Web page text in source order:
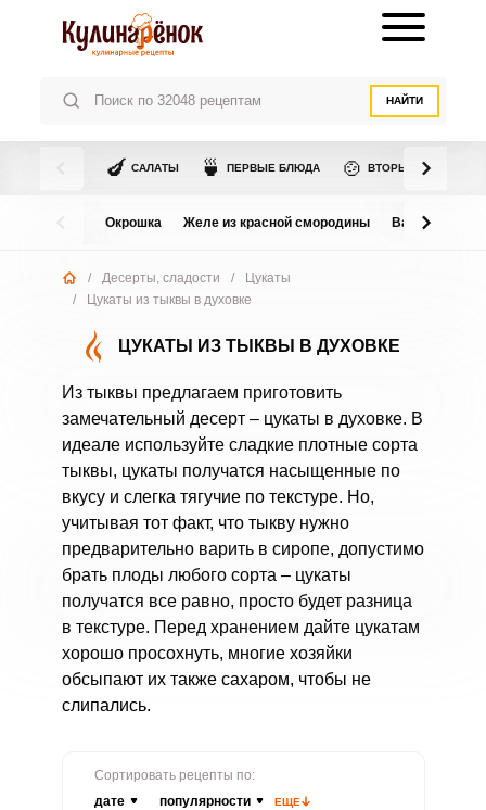
НАЙТИ
🍆 САЛАТЫ 🍵 ПЕРВЫЕ БЛЮДА 🍲 ВТОРЫЕ БЛЮДА
Окрошка Желе из красной смородины Варенье из
/ Десерты, сладости /
Цукаты
/
Цукаты из тыквы в духовке
ЦУКАТЫ ИЗ ТЫКВЫ В ДУХОВКЕ
Из тыквы предлагаем приготовить
замечательный десерт – цукаты в духовке. В
идеале используйте сладкие плотные сорта
тыквы, цукаты получатся насыщенные по
вкусу и слегка тягучие по текстуре. Но,
учитывая тот факт, что тыкву нужно
предварительно варить в сиропе, допустимо
брать плоды любого сорта – цукаты
получатся все равно, просто будет разница
в текстуре. Перед хранением дайте цукатам
хорошо просохнуть, многие хозяйки
обсыпают их также сахаром, чтобы не
слипались.
Сортировать рецепты по:
дате
популярности ЕЩЕ